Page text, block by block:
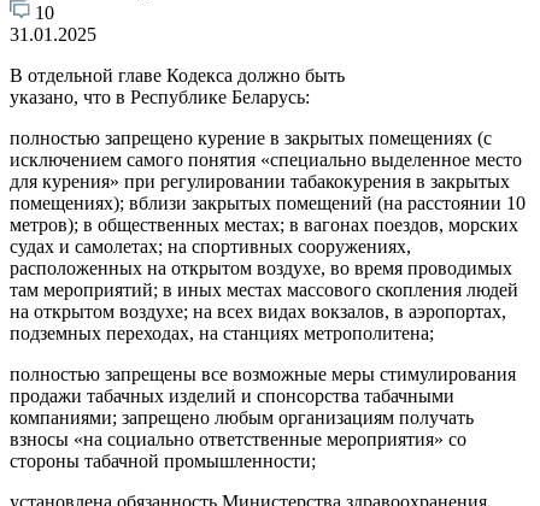
10
31.01.2025
В отдельной главе Кодекса должно быть
указано, что в Республике Беларусь:
полностью запрещено курение в закрытых помещениях (с
исключением самого понятия «специально выделенное место
для курения» при регулировании табакокурения в закрытых
помещениях); вблизи закрытых помещений (на расстоянии 10
метров); в общественных местах; в вагонах поездов, морских
судах и самолетах; на спортивных сооружениях,
расположенных на открытом воздухе, во время проводимых
там мероприятий; в иных местах массового скопления людей
на открытом воздухе; на всех видах вокзалов, в аэропортах,
подземных переходах, на станциях метрополитена;
полностью запрещены все возможные меры стимулирования
продажи табачных изделий и спонсорства табачными
компаниями; запрещено любым организациям получать
взносы «на социально ответственные мероприятия» со
стороны табачной промышленности;
установлена обязанность Министерства здравоохранения,